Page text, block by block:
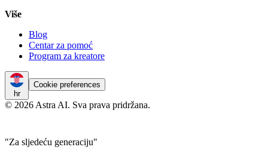
Više
Blog
Centar za pomoć
Program za kreatore
hr
Cookie preferences
© 2026 Astra AI. Sva prava pridržana.
"Za sljedeću generaciju"